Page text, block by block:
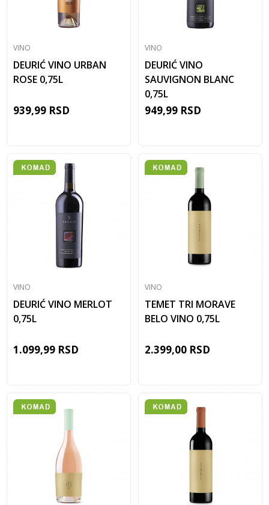
VINO
DEURIĆ VINO URBAN
ROSE 0,75L
939,99 RSD
VINO
DEURIĆ VINO
SAUVIGNON BLANC
0,75L
949,99 RSD
VINO
DEURIĆ VINO MERLOT
0,75L
1.099,99 RSD
VINO
TEMET TRI MORAVE
BELO VINO 0,75L
2.399,00 RSD